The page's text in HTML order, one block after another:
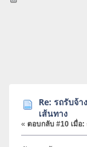
Re: รถรับจ้
เส้นทาง
« ตอบกลับ #10 เมื่อ: